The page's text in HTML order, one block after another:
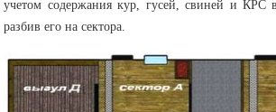
учетом содержания кур, гусей, свиней и КРС
разбив его на сектора.